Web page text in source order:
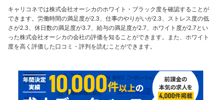
キャリコネでは株式会社オーシカのホワイト・ブラック度を確認することが
できます。労働時間の満足度が2.3、仕事のやりがいが2.3、ストレス度の低
さが2.3、休日数の満足度が3.7、給与の満足度が2.7、ホワイト度が2.7とい
った株式会社オーシカの会社の評価を知ることができます。また、ホワイト
度を高く評価した口コミ・評判を読むことができます。